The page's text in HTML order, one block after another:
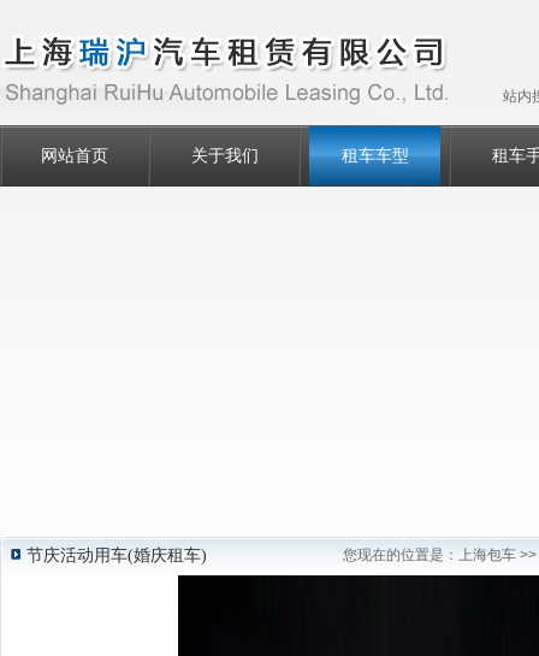
站内
网站首页 关于我们 租车车型 租车
节庆活动用车(婚庆租车) 您现在的位置是： 上海包车 >>